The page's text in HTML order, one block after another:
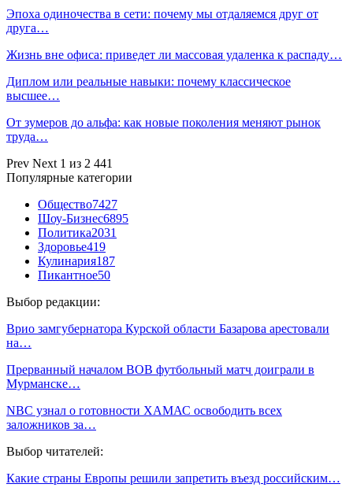
Эпоха одиночества в сети: почему мы отдаляемся друг от
друга…
Жизнь вне офиса: приведет ли массовая удаленка к распаду…
Диплом или реальные навыки: почему классическое
высшее…
От зумеров до альфа: как новые поколения меняют рынок
труда…
Prev Next 1 из 2 441
Популярные категории
Общество7427
Шоу-Бизнес6895
Политика2031
Здоровье419
Кулинария187
Пикантное50
Выбор редакции:
Врио замгубернатора Курской области Базарова арестовали
на…
Прерванный началом ВОВ футбольный матч доиграли в
Мурманске…
NBC узнал о готовности ХАМАС освободить всех
заложников за…
Выбор читателей:
Какие страны Европы решили запретить въезд российским…